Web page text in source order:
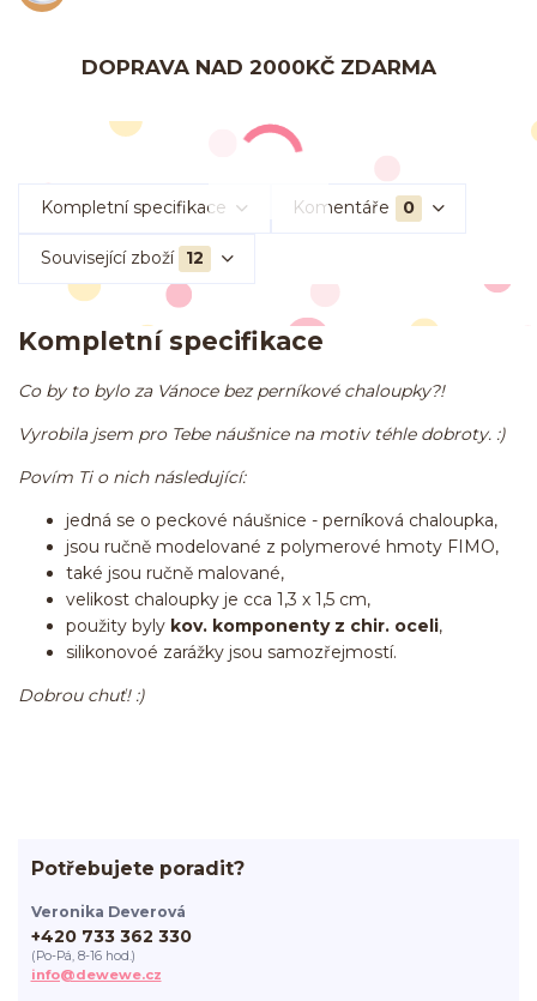
DOPRAVA NAD 2000KČ ZDARMA
Kompletní specifikace Komentáře 0
Související zboží 12
Kompletní specifikace
Co by to bylo za Vánoce bez perníkové chaloupky?!
Vyrobila jsem pro Tebe náušnice na motiv téhle dobroty. :)
Povím Ti o nich následující:
jedná se o peckové náušnice - perníková chaloupka,
jsou ručně modelované z polymerové hmoty FIMO,
také jsou ručně malované,
velikost chaloupky je cca 1,3 x 1,5 cm,
použity byly kov. komponenty z chir. oceli,
silikonovoé zarážky jsou samozřejmostí.
Dobrou chuť! :)
Potřebujete poradit?
Veronika Deverová
+420 733 362 330
(Po-Pá, 8-16 hod.)
info@dewewe.cz